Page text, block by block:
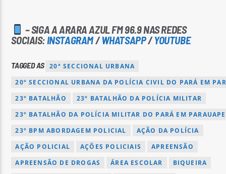
– SIGA A ARARA AZUL FM 96.9 NAS REDES
SOCIAIS: INSTAGRAM/WHATSAPP/YOUTUBE
TAGGED AS 20ª SECCIONAL URBANA
20º SECCIONAL URBANA DA POLÍCIA CIVIL DO PARÁ EM
23º BATALHÃO
23º BATALHÃO DA POLÍCIA MILITAR
23º BATALHÃO DA POLÍCIA MILITAR DO PARÁ EM
23º BPM ABORDAGEM POLICIAL
AÇÃO DA POLÍCIA
AÇÃO POLICIAL
AÇÕES POLICIAIS
APREENSÃO
APREENSÃO DE DROGAS
ÁREA ESCOLAR
BIQUEIRA